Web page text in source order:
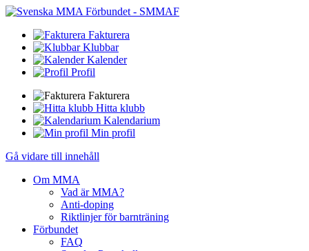
Fakturera
Klubbar
Kalender
Profil
Fakturera
Hitta klubb
Kalendarium
Min profil
Gå vidare till innehåll
Om MMA
Vad är MMA?
Anti-doping
Riktlinjer för barnträning
Förbundet
FAQ